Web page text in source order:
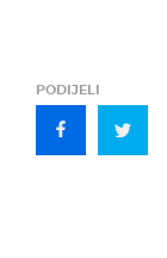
PODIJELI